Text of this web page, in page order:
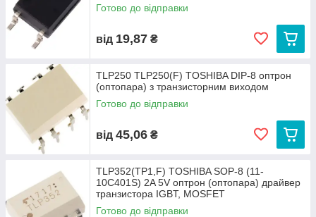
Готово до відправки
від 19,87 ₴
TLP250 TLP250(F) TOSHIBA DIP-8 оптрон
(оптопара) з транзисторним виходом
Готово до відправки
від 45,06 ₴
TLP352(TP1,F) TOSHIBA SOP-8 (11-
10C401S) 2A 5V оптрон (оптопара) драйвер
транзистора IGBT, MOSFET
Готово до відправки